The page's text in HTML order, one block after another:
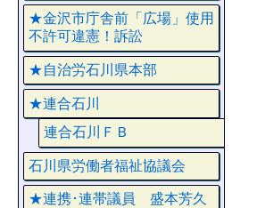
★金沢市庁舎前「広場」使用
不許可違憲！訴訟
★自治労石川県本部
★連合石川
連合石川ＦＢ
石川県労働者福祉協議会
★連携･連帯議員 盛本芳久